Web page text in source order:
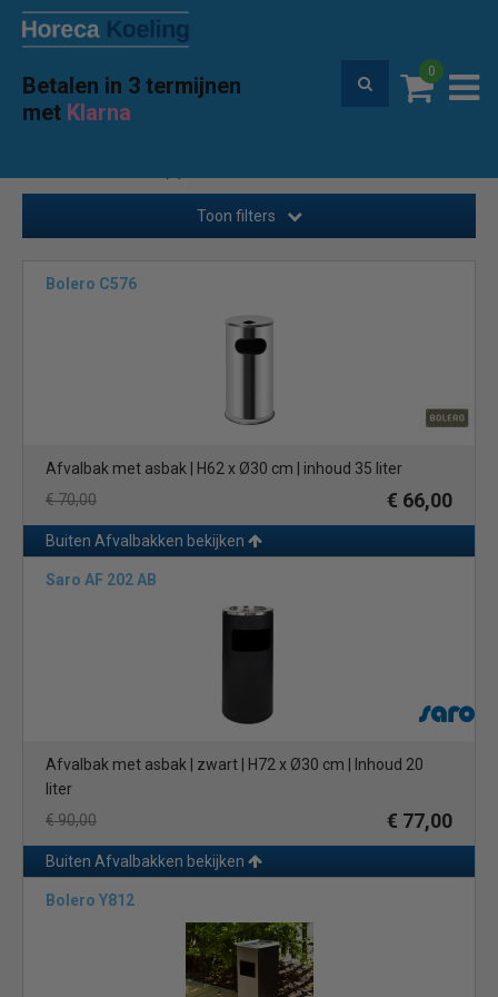
Betalen in 3 termijnen
met Klarna
0
Premium service en garantie
Home Hygiene
Toon filters
Bolero C576
Afvalbak met asbak | H62 x Ø30 cm | inhoud 35 liter
€ 70,00
€ 66,00
Buiten Afvalbakken bekijken
Saro AF 202 AB
Afvalbak met asbak | zwart | H72 x Ø30 cm | Inhoud 20
liter
€ 90,00
€ 77,00
Buiten Afvalbakken bekijken
Bolero Y812